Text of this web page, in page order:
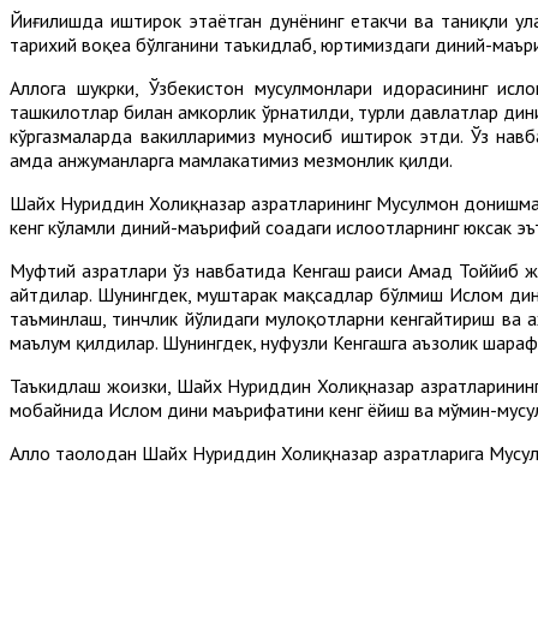
Йиғилишда иштирок этаётган дунёнинг етакчи ва таниқли
тарихий воқеа бўлганини таъкидлаб, юртимиздаги диний-
Аллоҳга шукрки, Ўзбекистон мусулмонлари идорасининг
ташкилотлар билан ҳамкорлик ўрнатилди, турли давлатлар
кўргазмаларда вакилларимиз муносиб иштирок этди. Ўз
ҳамда анжуманларга мамлакатимиз мезмонлик қилди.
Шайх Нуриддин Холиқназар ҳазратларининг Мусулмон
кенг кўламли диний-маърифий соҳадаги ислоҳотларнинг юксак
Муфтий ҳазратлари ўз навбатида Кенгаш раиси Аҳмад
айтдилар. Шунингдек, муштарак мақсадлар бўлмиш Ислом
таъминлаш, тинчлик йўлидаги мулоқотларни кенгайтириш
маълум қилдилар. Шунингдек, нуфузли Кенгашга аъзолик
Таъкидлаш жоизки, Шайх Нуриддин Холиқназар
мобайнида Ислом дини маърифатини кенг ёйиш ва мўмин-
Аллоҳ таолодан Шайх Нуриддин Холиқназар ҳазратларига